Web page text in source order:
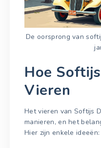
De oorsprong van
Hoe
Vieren
Het vieren van Softijs
manieren, en het
Hier zijn enkele ideeën: